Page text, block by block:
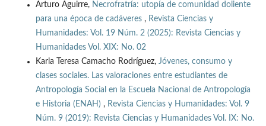
Arturo Aguirre, Necrofratría: utopía de comunidad doliente
para una época de cadáveres , Revista Ciencias y
Humanidades: Vol. 19 Núm. 2 (2025): Revista Ciencias y
Humanidades Vol. XIX: No. 02
Karla Teresa Camacho Rodríguez, Jóvenes, consumo y
clases sociales. Las valoraciones entre estudiantes de
Antropología Social en la Escuela Nacional de Antropología
e Historia (ENAH) , Revista Ciencias y Humanidades: Vol. 9
Núm. 9 (2019): Revista Ciencias y Humanidades Vol. IX: No.